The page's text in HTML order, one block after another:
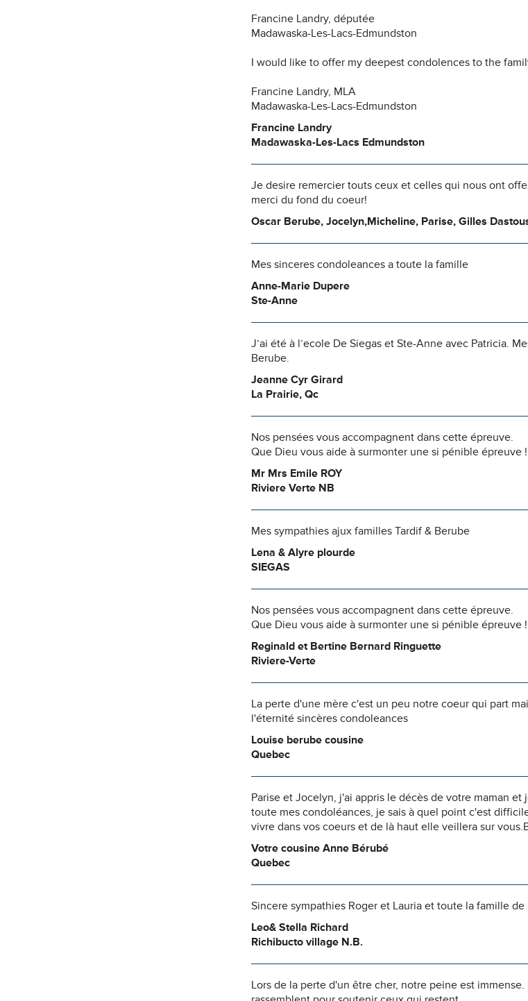
Francine Landry, députée
Madawaska-Les-Lacs-Edmundston
I would like to offer my deepest condolences to the
Francine Landry, MLA
Madawaska-Les-Lacs-Edmundston
Francine Landry
Madawaska-Les-Lacs Edmundston
Je desire remercier touts ceux et celles qui nous ont
merci du fond du coeur!
Oscar Berube, Jocelyn,Micheline, Parise, Gilles
Mes sinceres condoleances a toute la famille
Anne-Marie Dupere
Ste-Anne
J’ai été à l’ecole De Siegas et Ste-Anne avec Patricia.
Berube.
Jeanne Cyr Girard
La Prairie, Qc
Nos pensées vous accompagnent dans cette épreuve.
Que Dieu vous aide à surmonter une si pénible épreuve !
Mr Mrs Emile ROY
Riviere Verte NB
Mes sympathies ajux familles Tardif & Berube
Lena & Alyre plourde
SIEGAS
Nos pensées vous accompagnent dans cette épreuve.
Que Dieu vous aide à surmonter une si pénible épreuve !
Reginald et Bertine Bernard Ringuette
Riviere-Verte
La perte d'une mère c'est un peu notre coeur qui part
l'éternité sincères condoleances
Louise berube cousine
Quebec
Parise et Jocelyn, j'ai appris le décès de votre maman
toute mes condoléances, je sais à quel point c'est
vivre dans vos coeurs et de là haut elle veillera sur
Votre cousine Anne Bérubé
Quebec
Sincere sympathies Roger et Lauria et toute la famille de
Leo& Stella Richard
Richibucto village N.B.
Lors de la perte d'un être cher, notre peine est